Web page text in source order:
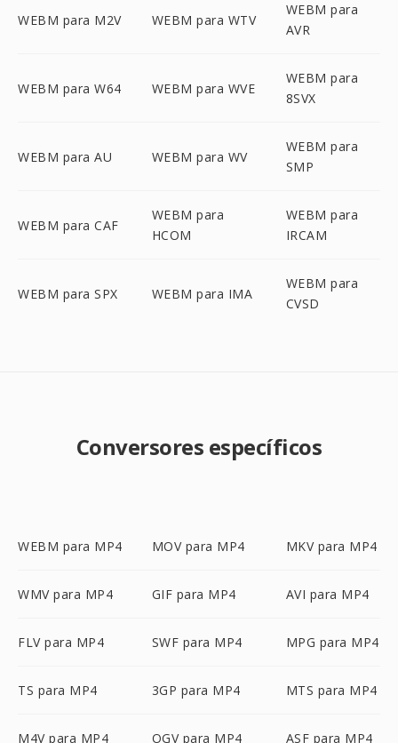
WEBM para M2V WEBM para WTV
WEBM para
AVR
WEBM para W64 WEBM para WVE
WEBM para
8SVX
WEBM para AU WEBM para WV
WEBM para
SMP
WEBM para CAF
WEBM para
HCOM
WEBM para
IRCAM
WEBM para SPX WEBM para IMA
WEBM para
CVSD
Conversores específicos
WEBM para MP4 MOV para MP4 MKV para MP4
WMV para MP4 GIF para MP4 AVI para MP4
FLV para MP4 SWF para MP4 MPG para MP4
TS para MP4 3GP para MP4 MTS para MP4
M4V para MP4 OGV para MP4 ASF para MP4